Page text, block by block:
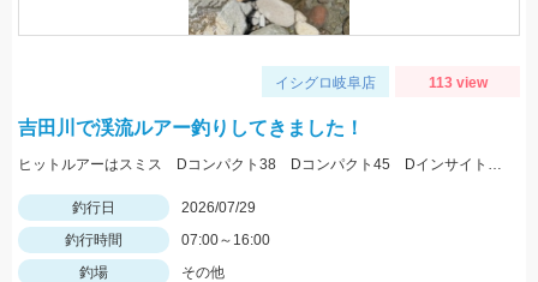
イシグロ岐阜店 113 view
吉田川で渓流ルアー釣りしてきました！
ヒットルアーはスミス Dコンパクト38 Dコンパクト45 Dインサイト44 を使用。体高の良いアマゴ多く、楽しめました。
釣行日
2026/07/29
釣行時間
07:00～16:00
釣場
その他